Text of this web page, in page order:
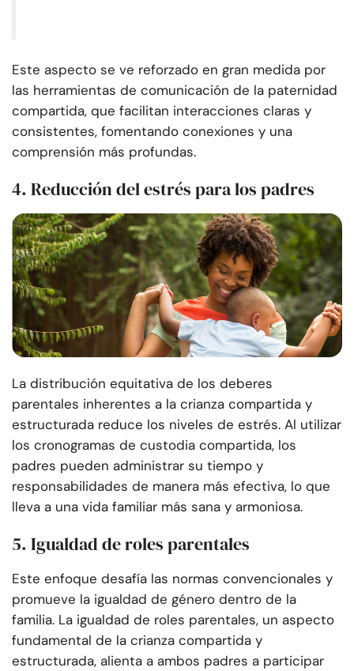
Este aspecto se ve reforzado en gran medida por
las herramientas de comunicación de la paternidad
compartida, que facilitan interacciones claras y
consistentes, fomentando conexiones y una
comprensión más profundas.
4. Reducción del estrés para los padres
La distribución equitativa de los deberes
parentales inherentes a la crianza compartida y
estructurada reduce los niveles de estrés. Al utilizar
los cronogramas de custodia compartida, los
padres pueden administrar su tiempo y
responsabilidades de manera más efectiva, lo que
lleva a una vida familiar más sana y armoniosa.
5. Igualdad de roles parentales
Este enfoque desafía las normas convencionales y
promueve la igualdad de género dentro de la
familia. La igualdad de roles parentales, un aspecto
fundamental de la crianza compartida y
estructurada, alienta a ambos padres a participar